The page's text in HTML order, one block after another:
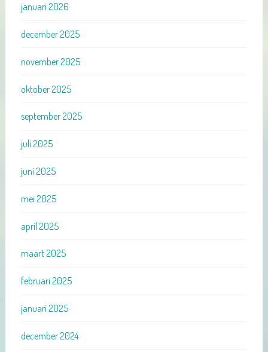
januari 2026
december 2025
november 2025
oktober 2025
september 2025
juli 2025
juni 2025
mei 2025
april 2025
maart 2025
februari 2025
januari 2025
december 2024